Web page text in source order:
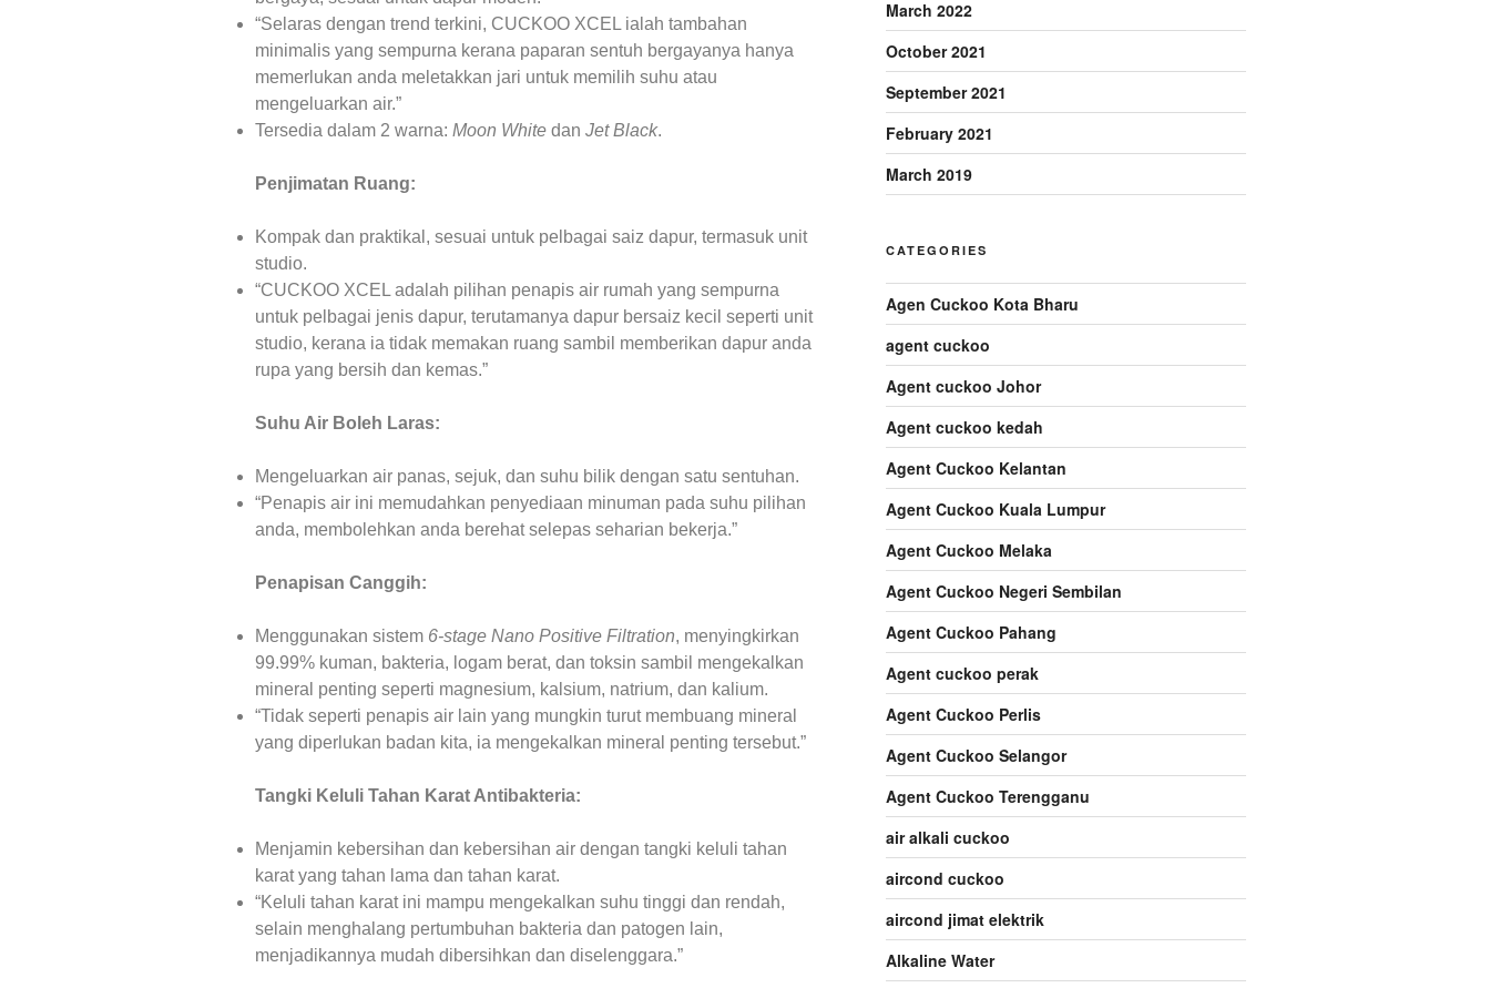
“Selaras dengan trend terkini, CUCKOO XCEL ialah tambahan
minimalis yang sempurna kerana paparan sentuh bergayanya hanya
memerlukan anda meletakkan jari untuk memilih suhu atau
mengeluarkan air.”
Tersedia dalam 2 warna: Moon White dan Jet Black.
Penjimatan Ruang:
Kompak dan praktikal, sesuai untuk pelbagai saiz dapur, termasuk unit
studio.
“CUCKOO XCEL adalah pilihan penapis air rumah yang sempurna
untuk pelbagai jenis dapur, terutamanya dapur bersaiz kecil seperti unit
studio, kerana ia tidak memakan ruang sambil memberikan dapur anda
rupa yang bersih dan kemas.”
Suhu Air Boleh Laras:
Mengeluarkan air panas, sejuk, dan suhu bilik dengan satu sentuhan.
“Penapis air ini memudahkan penyediaan minuman pada suhu pilihan
anda, membolehkan anda berehat selepas seharian bekerja.”
Penapisan Canggih:
Menggunakan sistem 6-stage Nano Positive Filtration, menyingkirkan
99.99% kuman, bakteria, logam berat, dan toksin sambil mengekalkan
mineral penting seperti magnesium, kalsium, natrium, dan kalium.
“Tidak seperti penapis air lain yang mungkin turut membuang mineral
yang diperlukan badan kita, ia mengekalkan mineral penting tersebut.”
Tangki Keluli Tahan Karat Antibakteria:
Menjamin kebersihan dan kebersihan air dengan tangki keluli tahan
karat yang tahan lama dan tahan karat.
“Keluli tahan karat ini mampu mengekalkan suhu tinggi dan rendah,
selain menghalang pertumbuhan bakteria dan patogen lain,
menjadikannya mudah dibersihkan dan diselenggara.”
March 2022
October 2021
September 2021
February 2021
March 2019
CATEGORIES
Agen Cuckoo Kota Bharu
agent cuckoo
Agent cuckoo Johor
Agent cuckoo kedah
Agent Cuckoo Kelantan
Agent Cuckoo Kuala Lumpur
Agent Cuckoo Melaka
Agent Cuckoo Negeri Sembilan
Agent Cuckoo Pahang
Agent cuckoo perak
Agent Cuckoo Perlis
Agent Cuckoo Selangor
Agent Cuckoo Terengganu
air alkali cuckoo
aircond cuckoo
aircond jimat elektrik
Alkaline Water